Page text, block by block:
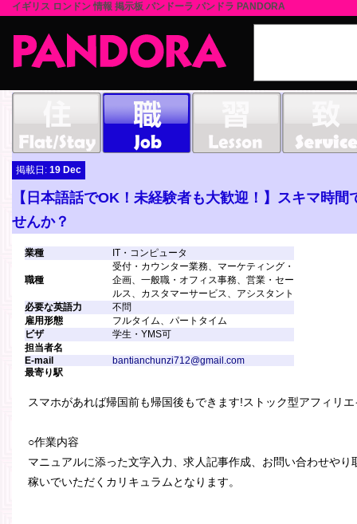
イギリス ロンドン 情報 掲示板 パンドーラ パンドラ PANDORA
掲載日: 19 Dec
【日本語話でOK！未経験者も大歓迎！】スキマ時間
せんか？
業種 IT・コンピュータ
職種
受付・カウンター業務、マーケティング・
企画、一般職・オフィス事務、営業・セー
ルス、カスタマーサービス、アシスタント
必要な英語力
不問
雇用形態
フルタイム、パートタイム
ビザ
学生・YMS可
担当者名
E-mail
bantianchunzi712@gmail.com
最寄り駅
スマホがあれば帰国前も帰国後もできます!ストック型アフィリ
○作業内容
マニュアルに添った文字入力、求人記事作成、お問い合わせや
稼いでいただくカリキュラムとなります。